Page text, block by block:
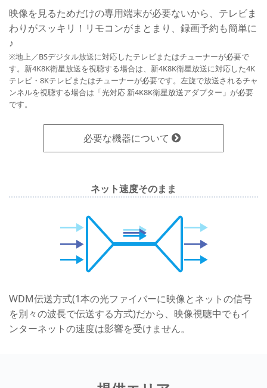
映像を見るためだけの専用端末が必要ないから、テレビま
わりがスッキリ！リモコンがまとまり、録画予約も簡単に
♪
※地上／BSデジタル放送に対応したテレビまたはチューナーが必要で
す。新4K8K衛星放送を視聴する場合は、新4K8K衛星放送に対応した4K
テレビ・8Kテレビまたはチューナーが必要です。左旋で放送されるチャ
ンネルを視聴する場合は「光対応 新4K8K衛星放送アダプター」が必要
です。
必要な機器について
ネット速度そのまま
WDM伝送方式(1本の光ファイバーに映像とネットの信号
を別々の波長で伝送する方式)だから、映像視聴中でもイ
ンターネットの速度は影響を受けません。